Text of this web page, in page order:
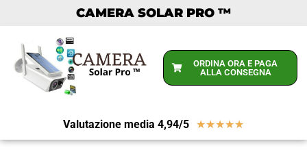
CAMERA SOLAR PRO ™
ORDINA ORA E PAGA
ALLA CONSEGNA
Valutazione media 4,94/5 ★★★★★